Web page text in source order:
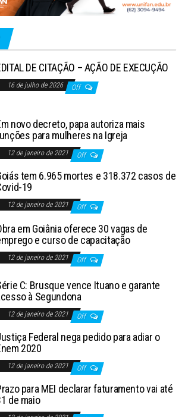
DE CITAÇÃO – AÇÃO DE EXECUÇÃO
16 de julho de 2026 Off
novo decreto, papa autoriza mais
para mulheres na Igreja
12 de janeiro de 2021 Off
tem 6.965 mortes e 318.372 casos de
19
12 de janeiro de 2021 Off
em Goiânia oferece 30 vagas de
e curso de capacitação
12 de janeiro de 2021 Off
C: Brusque vence Ituano e garante
à Segundona
12 de janeiro de 2021 Off
Federal nega pedido para adiar o
2020
12 de janeiro de 2021 Off
para MEI declarar faturamento vai até
de maio